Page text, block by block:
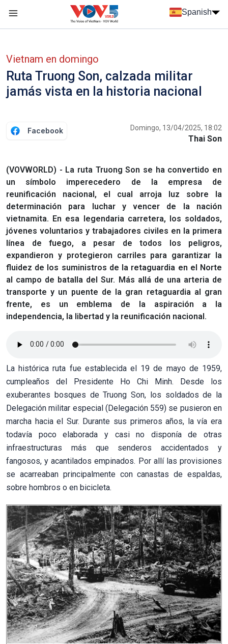
Spanish
Vietnam en domingo
Ruta Truong Son, calzada militar
jamás vista en la historia nacional
Facebook Domingo, 13/04/2025, 18:02
Thai Son
(VOVWORLD) - La ruta Truong Son se ha convertido en
un símbolo imperecedero de la empresa de
reunificación nacional, el cual arroja luz sobre la
determinación para luchar y vencer de la nación
vietnamita. En esa legendaria carretera, los soldados,
jóvenes voluntarios y trabajadores civiles en la primera
línea de fuego, a pesar de todos los peligros,
expandieron y protegieron carriles para garantizar la
fluidez de los suministros de la retaguardia en el Norte
al campo de batalla del Sur. Más allá de una arteria de
transporte y un puente de la gran retaguardia al gran
frente, es un emblema de la aspiración a la
independencia, la libertad y la reunificación nacional.
La histórica ruta fue establecida el 19 de mayo de 1959,
cumpleaños del Presidente Ho Chi Minh. Desde los
exuberantes bosques de Truong Son, los soldados de la
Delegación militar especial (Delegación 559) se pusieron en
marcha hacia el Sur. Durante sus primeros años, la vía era
todavía poco elaborada y casi no disponía de otras
infraestructuras más que senderos accidentados y
fangosos, y acantilados empinados. Por allí las provisiones
se acarreaban principalmente con canastas de espaldas,
sobre hombros o en bicicleta.